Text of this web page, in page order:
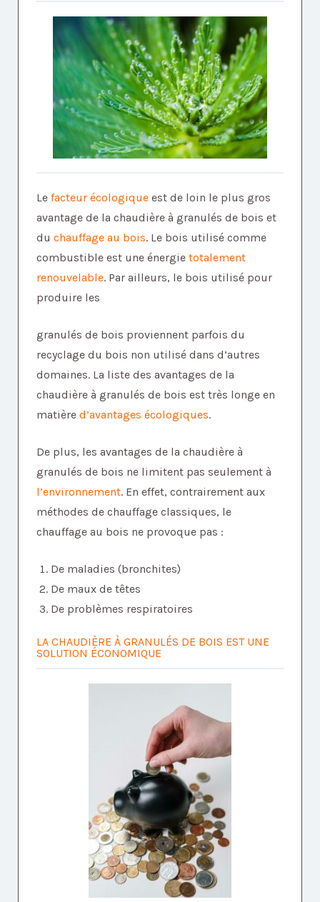
Le facteur écologique est de loin le plus gros
avantage de la chaudière à granulés de bois et
du chauffage au bois. Le bois utilisé comme
combustible est une énergie totalement
renouvelable. Par ailleurs, le bois utilisé pour
produire les
granulés de bois proviennent parfois du
recyclage du bois non utilisé dans d’autres
domaines. La liste des avantages de la
chaudière à granulés de bois est très longe en
matière d’avantages écologiques.
De plus, les avantages de la chaudière à
granulés de bois ne limitent pas seulement à
l’environnement. En effet, contrairement aux
méthodes de chauffage classiques, le
chauffage au bois ne provoque pas :
De maladies (bronchites)
De maux de têtes
De problèmes respiratoires
LA CHAUDIÈRE À GRANULÉS DE BOIS EST UNE
SOLUTION ÉCONOMIQUE